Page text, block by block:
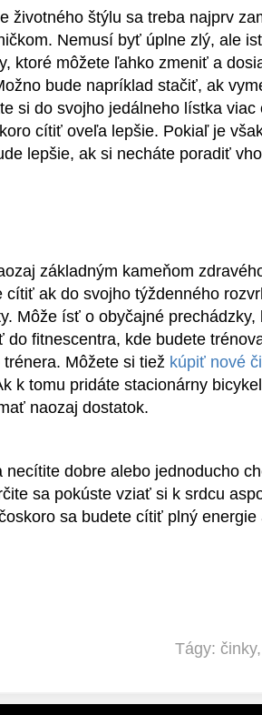
životného štýlu sa treba najprv
Nemusí byť úplne zlý, ale
ktoré môžete ľahko zmeniť a
bude napríklad stačiť, ak
si do svojho jedálneho lístka viac
cítiť oveľa lepšie. Pokiaľ je
lepšie, ak si necháte poradiť
základným kameňom
cítiť ak do svojho týždenného
Môže ísť o obyčajné
do fitnescentra, kde budete
Môžete si tiež kúpiť nové
k tomu pridáte stacionárny
naozaj dostatok.
necítite dobre alebo jednoducho
sa pokúste vziať si k srdcu
sa budete cítiť plný energie
Tágy: činky